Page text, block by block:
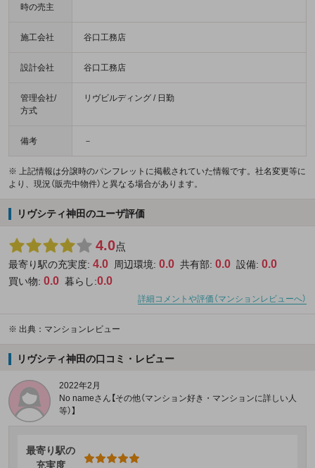
時の売主
施工会社 谷口工務店
設計会社 谷口工務店
管理会社/
方式
リヴビルディング / 日勤
備考 －
※ 上記情報は分譲時のパンフレットに掲載されていた情報です。社名変更等に
より、現況（販売中物件）と異なる場合があります。
リヴシティ神田のユーザ評価
4.0点
最寄り駅の充実度: 4.0 周辺環境: 0.0 共有部: 0.0 設備: 0.0
買い物: 0.0 暮らし:0.0
詳細コメントや評価（マンションレビューへ）
※ 出典：マンションレビュー
リヴシティ神田の口コミ・レビュー
2022年2月
No nameさん【その他（マンション好き・マンションに詳しい人
等）】
最寄り駅の
充実度